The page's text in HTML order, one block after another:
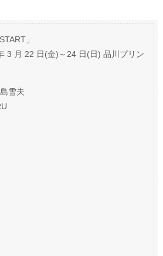
」
3 月 22 日(金)～24 日(日) 品川プリン
雪夫